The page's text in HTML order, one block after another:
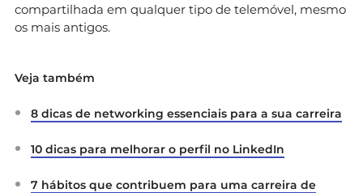
compartilhada em qualquer tipo de telemóvel, mesmo
os mais antigos.
Veja também
8 dicas de networking essenciais para a sua carreira
10 dicas para melhorar o perfil no LinkedIn
7 hábitos que contribuem para uma carreira de